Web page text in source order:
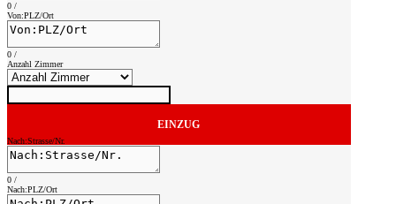
0 /
Von:PLZ/Ort
0 /
Anzahl Zimmer
EINZUG
Nach:Strasse/Nr.
0 /
Nach:PLZ/Ort